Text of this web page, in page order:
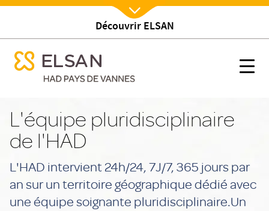
contenu
principal
Découvrir ELSAN
L'équipe
menu mobile
Nx:Afficher menu
menu mobile
L'équipe pluridisciplinaire
de l'HAD
L'HAD intervient 24h/24, 7J/7, 365 jours par
an sur un territoire géographique dédié avec
une équipe soignante pluridisciplinaire.Un